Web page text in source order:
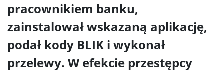
pracownikiem banku,
zainstalował wskazaną aplikację,
podał kody BLIK i wykonał
przelewy. W efekcie przestępcy